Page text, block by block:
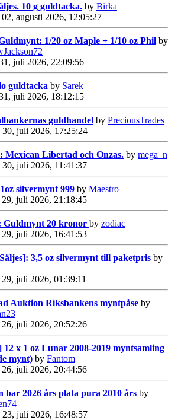
10 g guldtacka. by Birka
02, augusti 2026, 12:05:27
1/20 oz Maple + 1/10 oz Phil by
juli 2026, 22:09:56
guldtacka by Sarek
juli 2026, 18:12:15
guldhandel by PreciousTrades
30, juli 2026, 17:25:24
Mexican Libertad och Onzas. by mega_n
30, juli 2026, 11:41:37
silvermynt 999 by Maestro
29, juli 2026, 21:18:45
Guldmynt 20 kronor by zodiac
29, juli 2026, 16:41:53
3,5 oz silvermynt till paketpris by
29, juli 2026, 01:39:11
Auktion Riksbankens myntpåse by
26, juli 2026, 20:52:26
12 x 1 oz Lunar 2008-2019 myntsamling
mynt) by Fantom
26, juli 2026, 20:44:56
bar 2026 års plata pura 2010 års by
23, juli 2026, 16:48:57